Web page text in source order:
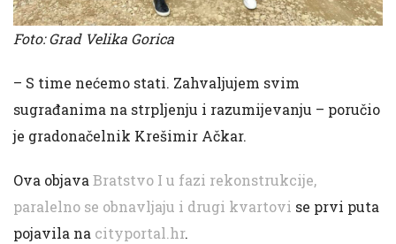
Foto: Grad Velika Gorica
– S time nećemo stati. Zahvaljujem svim
sugrađanima na strpljenju i razumijevanju – poručio
je gradonačelnik Krešimir Ačkar.
Ova objavaBratstvo I u fazi rekonstrukcije,
paralelno se obnavljaju i drugi kvartovi se prvi puta
pojavila na cityportal.hr.